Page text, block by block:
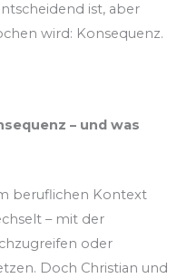
ist, aber
wird: Konsequenz.
– und was
beruflichen Kontext
– mit der
oder
Doch Christian und